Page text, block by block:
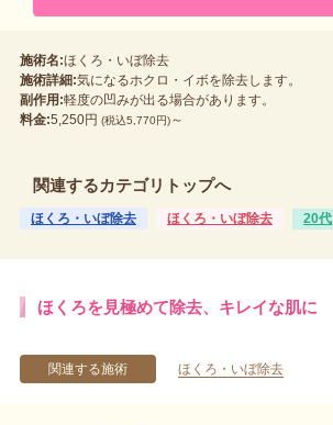
施術名:ほくろ・いぼ除去
施術詳細:気になるホクロ・イボを除去します。
副作用:軽度の凹みが出る場合があります。
料金:5,250円 (税込5,770円)～
関連するカテゴリトップへ
ほくろ・いぼ除去 ほくろ・いぼ除去 20代
ほくろを見極めて除去、キレイな肌に
関連する施術 ほくろ・いぼ除去